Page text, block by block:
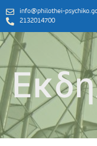
info@philothei-
2132014700